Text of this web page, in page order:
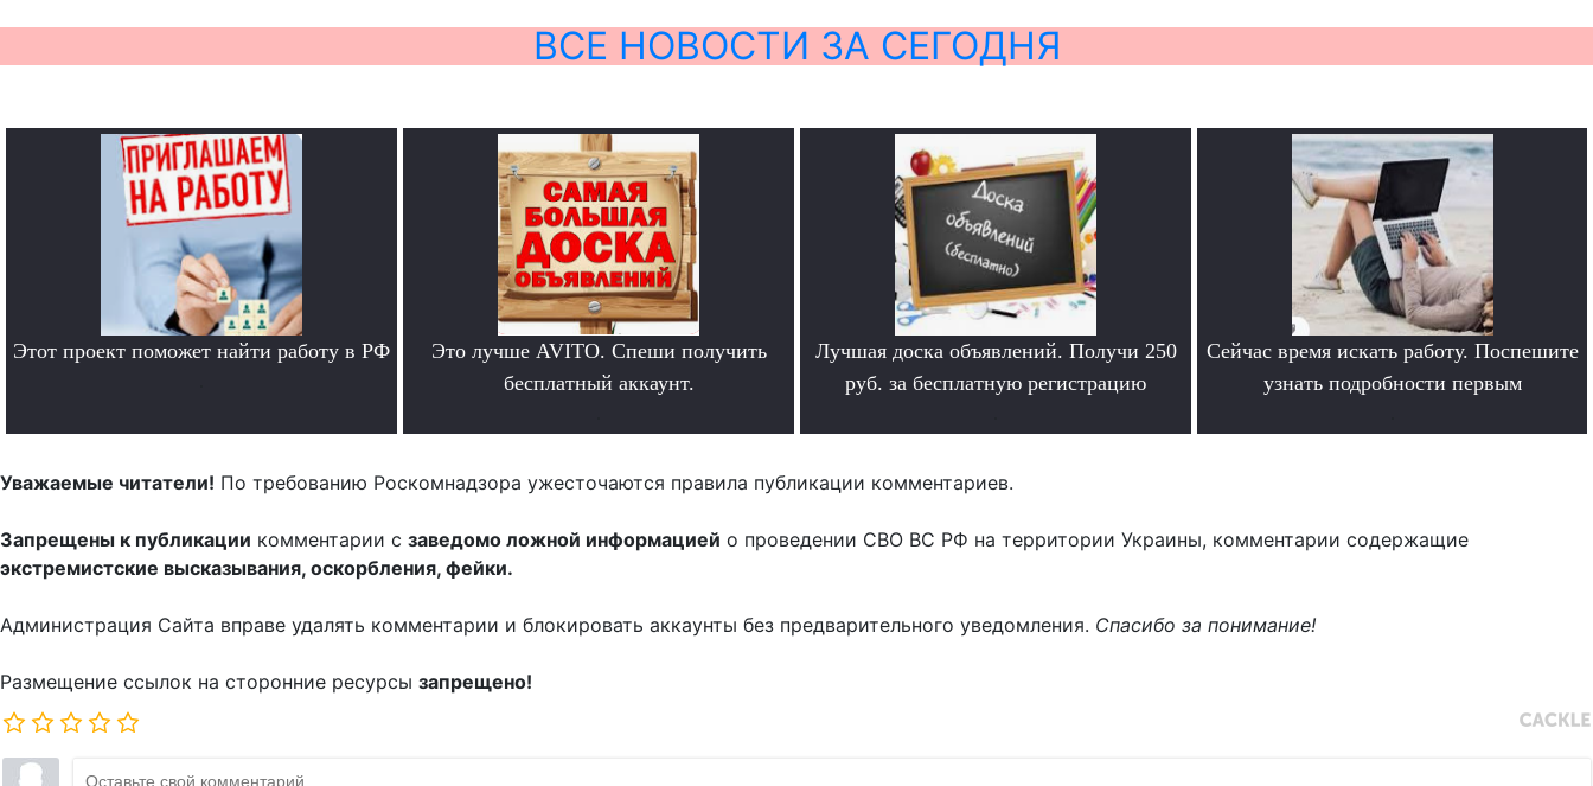
ВСЕ НОВОСТИ ЗА СЕГОДНЯ
Этот проект поможет найти работу в РФ
Это лучше AVITO. Спеши получить
бесплатный аккаунт.
Лучшая доска объявлений. Получи 250
руб. за бесплатную регистрацию
Сейчас время искать работу. Поспешите
узнать подробности первым
Уважаемые читатели! По требованию Роскомнадзора ужесточаются правила публикации комментариев.
Запрещены к публикации комментарии с заведомо ложной информацией о проведении СВО ВС РФ на территории Украины, комментарии содержащие
экстремистские высказывания, оскорбления, фейки.
Администрация Сайта вправе удалять комментарии и блокировать аккаунты без предварительного уведомления. Спасибо за понимание!
Размещение ссылок на сторонние ресурсы запрещено!